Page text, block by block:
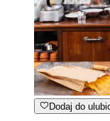
Dodaj do